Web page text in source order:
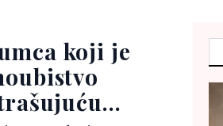
koji je